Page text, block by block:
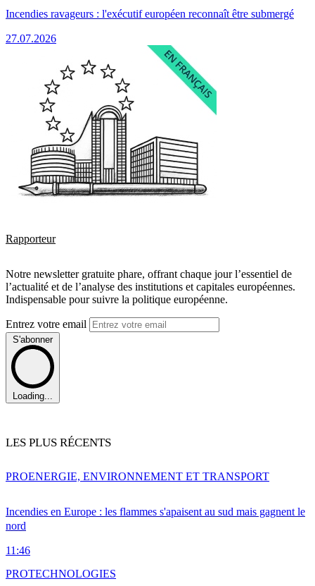
Incendies ravageurs : l'exécutif européen reconnaît être submergé
27.07.2026
Rapporteur
Notre newsletter gratuite phare, offrant chaque jour l’essentiel de
l’actualité et de l’analyse des institutions et capitales européennes.
Indispensable pour suivre la politique européenne.
Entrez votre email
S'abonner
Loading...
LES PLUS RÉCENTS
Incendies en Europe : les flammes s'apaisent au sud mais gagnent le
nord
11:46
PROENERGIE, ENVIRONNEMENT ET TRANSPORT
PROTECHNOLOGIES